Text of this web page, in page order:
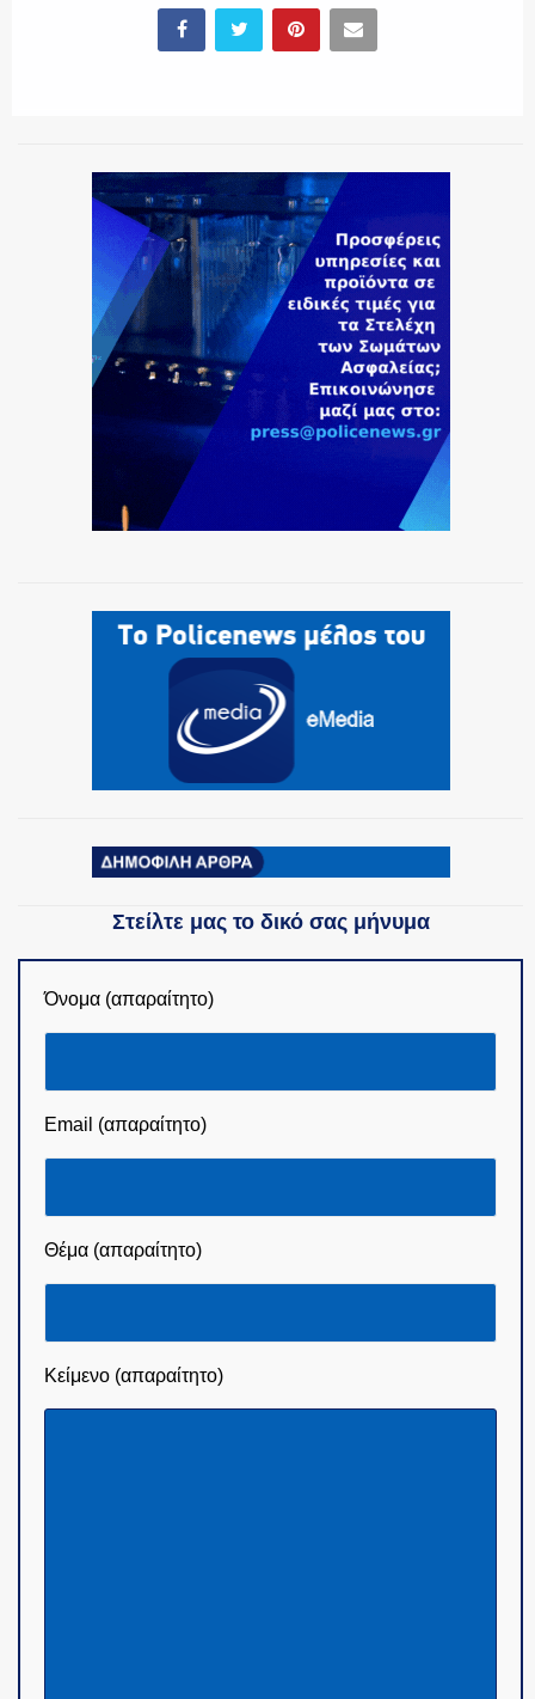
ΕΝΟΠΛΕΣ ΔΥΝΑΜΕΙΣ
ΑΣΤΥΝΟΜΙΚΟ ΡΕΠΟΡΤΑΖ
ΟΠΛΑ/ΕΞΟΠΛΙΣΜΟΣ
ΟΜΑΔΕΣ ΕΛ.ΑΣ.
Στείλτε μας το δικό σας μήνυμα
Όνομα (απαραίτητο)
Email (απαραίτητο)
Θέμα (απαραίτητο)
Κείμενο (απαραίτητο)